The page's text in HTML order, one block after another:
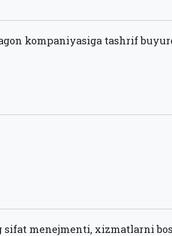
kompaniyasiga tashrif
menejmenti, xizmatlarni